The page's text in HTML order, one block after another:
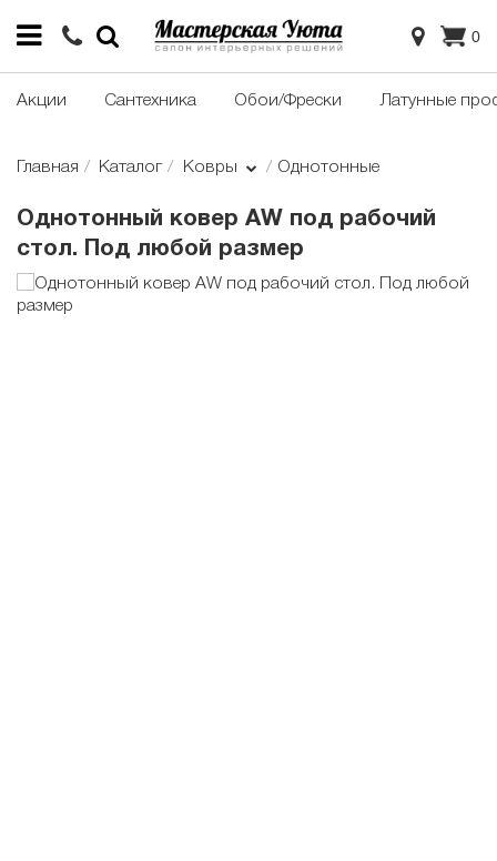
0
Акции Сантехника Обои/Фрески Латунные
Главная Каталог Ковры Однотонные
Однотонный ковер AW под рабочий
стол. Под любой размер